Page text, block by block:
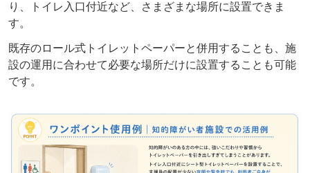
り、トイレ入口付近など、さまざまな場所に設置できま
す。
既存のロール式トイレットペーパーと併用することも、施
設の運用に合わせて必要な場所だけに設置することも可能
です。